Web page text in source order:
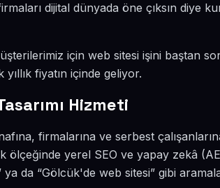
dijital dünyada öne çıksın diye
için web sitesi işini baştan
fiyatın içinde geliyor.
Hizmeti
firmalarına ve serbest
ölçeğinde yerel SEO ve yapay zekâ
ya da “Gölcük'de web sitesi” gibi